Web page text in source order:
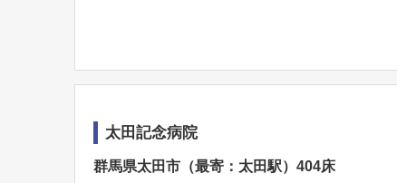
太田記念病院
群馬県太田市（最寄：太田駅）404床